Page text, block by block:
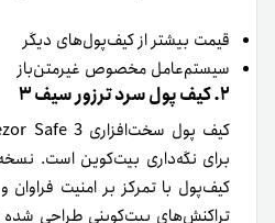
قیمت بیشتر از کیف‌پول‌های دیگر
سیستم‌عامل مخصوص غیر‌متن‌باز
۲. کیف پول سرد ترزور سیف ۳
برای نگه‌داری بیت‌‌کوین است.
کیف‌پول با تمرکز بر امنیت
تراکنش‌های بیت‌‌کوینی طراحی‌ شده